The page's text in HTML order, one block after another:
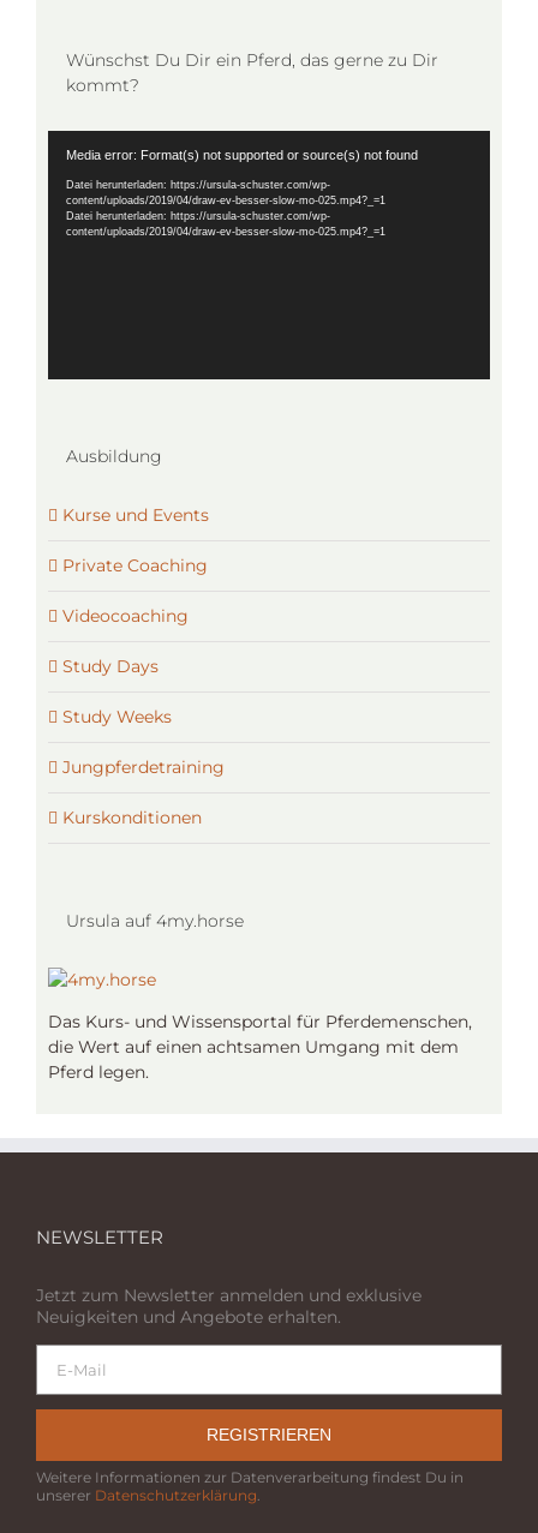
Wünschst Du Dir ein Pferd, das gerne zu Dir
kommt?
Media error: Format(s) not supported or source(s) not found
Datei herunterladen: https://ursula-schuster.com/wp-
content/uploads/2019/04/draw-ev-besser-slow-mo-025.mp4?_=1
Datei herunterladen: https://ursula-schuster.com/wp-
content/uploads/2019/04/draw-ev-besser-slow-mo-025.mp4?_=1
Ausbildung
Kurse und Events
Private Coaching
Videocoaching
Study Days
Study Weeks
Jungpferdetraining
Kurskonditionen
Ursula auf 4my.horse
Das Kurs- und Wissensportal für Pferdemenschen,
die Wert auf einen achtsamen Umgang mit dem
Pferd legen.
NEWSLETTER
Jetzt zum Newsletter anmelden und exklusive
Neuigkeiten und Angebote erhalten.
REGISTRIEREN
Weitere Informationen zur Datenverarbeitung findest Du in
unserer Datenschutzerklärung